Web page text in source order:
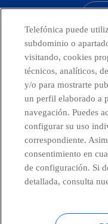
Telefónica en redes
Canal de Denuncias
Centro Global
Telefónica puede
subdominio o
visitando, cookies
técnicos, analíticos,
y/o para mostrarte
un perfil elaborado a
navegación. Puedes
configurar su uso
correspondiente.
consentimiento en
de configuración. Si
detallada, consulta